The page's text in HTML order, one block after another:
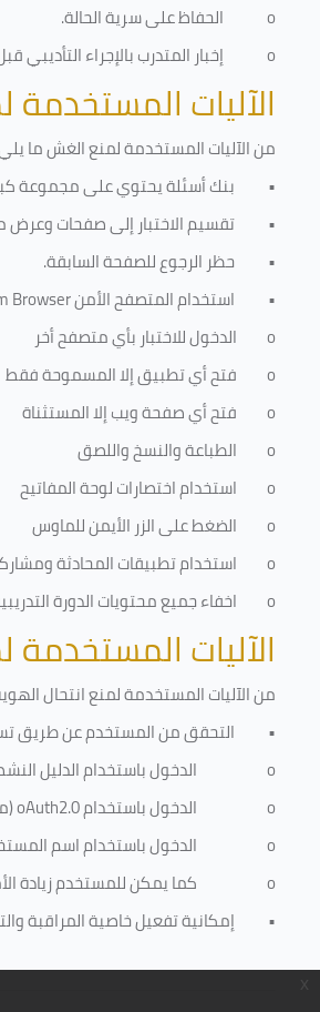
o
الحفاظ على سرية الحالة.
o
إخبار المتدرب بالإجراء التأديبي
الآليات
من الآليات المستخدمة لمنع الغش ما
• بنك أسئلة يحتوي على مجموعة
• تقسيم الاختبار إلى صفحات
• حظر الرجوع للصفحة السابقة.
• استخدام المتصفح الأمنBrowser
o
الدخول للاختبار بأي متصفح أخر
o
فتح أي تطبيق إلا المسموحة فقط
o
فتح أي صفحة ويب إلا المستثناة
o
الطباعة والنسخ واللصق
o
استخدام اختصارات لوحة المفاتيح
o
الضغط على الزر الأيمن للماوس
o
استخدام تطبيقات المحادثة
o
اخفاء جميع محتويات الدورة
الآليات المستخدمة
من الآليات المستخدمة لمنعانتحال
• التحقق من المستخدم عن طريق
o
الدخول باستخدام الدليل
o
الدخول باستخدامoAuth2.0
o
الدخول باستخدام اسم
o
كما يمكن للمستخدم زيادة
• إمكانية تفعيل خاصية المراقبة